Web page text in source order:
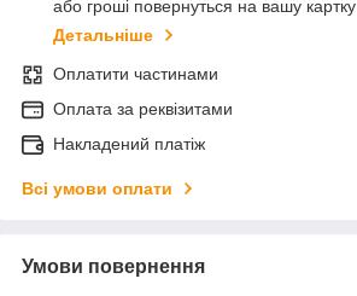
або гроші повернуться на вашу картку
Детальніше
Оплатити частинами
Оплата за реквізитами
Накладений платіж
Всі умови оплати
Умови повернення